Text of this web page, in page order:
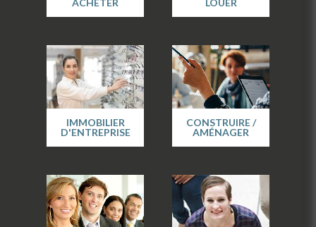
ACHETER LOUER
IMMOBILIER
D'ENTREPRISE
CONSTRUIRE /
AMÉNAGER